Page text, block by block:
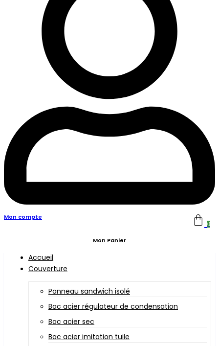
Mon compte
0
Mon Panier
Accueil
Couverture
Panneau sandwich isolé
Bac acier régulateur de condensation
Bac acier sec
Bac acier imitation tuile